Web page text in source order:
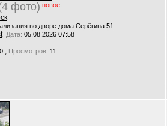
фото) новое
во дворе дома Серёгина 51.
Дата: 05.08.2026 07:58
0 , Просмотров: 11